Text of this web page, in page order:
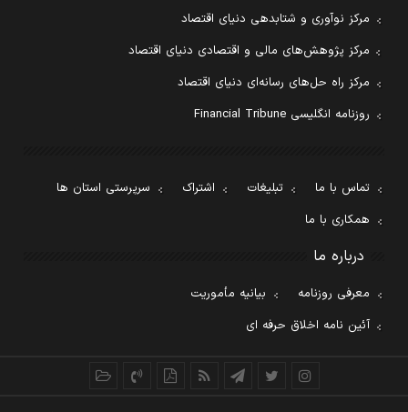
مرکز نوآوری و شتابدهی دنیای اقتصاد
مرکز پژوهش‌های مالی و اقتصادی دنیای اقتصاد
مرکز راه حل‌های رسانه‌ای دنیای اقتصاد
روزنامه انگلیسی Financial Tribune
تماس با ما تبلیغات اشتراک
سرپرستی استان ها
همکاری با ما
درباره ما
معرفی روزنامه
بیانیه مأموریت
آئین نامه اخلاق حرفه ای